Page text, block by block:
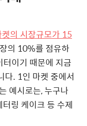
의 시장규모가 15
의 10%를 점유하
이기 때문에 지금
다. 1인 마켓 중에서
예시로는, 누구나
링 케이크 등 수제